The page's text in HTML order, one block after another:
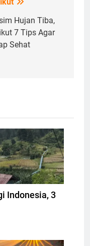
Hujan Tiba,
7 Tips Agar
Sehat
Mikrohidro,
Indonesia, 3